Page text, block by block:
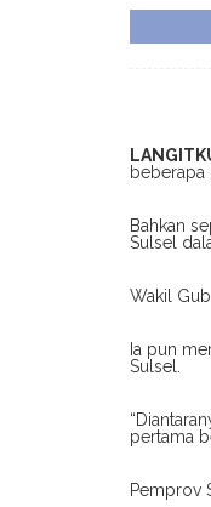
beberapa
Bahkan
Sulsel
Wakil
Ia pun
Sulsel.
pertama
Pemprov